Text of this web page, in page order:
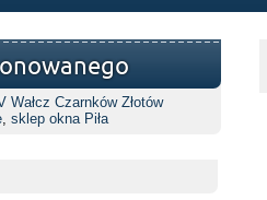
Wałcz Czarnków Złotów
, sklep okna Piła